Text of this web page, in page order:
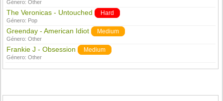
Género:Other
The Veronicas - Untouched Hard
Género: Pop
Greenday - American Idiot Medium
Género:Other
Frankie J - Obsession Medium
Género:Other